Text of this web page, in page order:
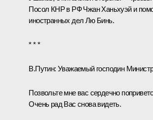
Посол КНР в РФ Чжан Ханьхуэй и
иностранных дел Лю Бинь.
* * *
В.Путин: Уважаемый господин
Позвольте мне вас сердечно
Очень рад Вас снова видеть.